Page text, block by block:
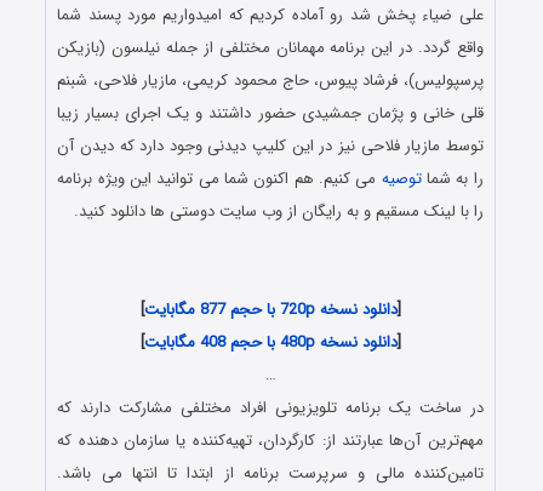
علی ضیاء پخش شد رو آماده کردیم که امیدواریم مورد پسند شما
واقع گردد. در این برنامه مهمانان مختلفی از جمله نیلسون (بازیکن
پرسپولیس)، فرشاد پیوس، حاج محمود کریمی، مازیار فلاحی، شبنم
قلی خانی و پژمان جمشیدی حضور داشتند و یک اجرای بسیار زیبا
توسط مازیار فلاحی نیز در این کلیپ دیدنی وجود دارد که دیدن آن
را به شماتوصیه می کنیم. هم اکنون شما می توانید این ویژه برنامه
را با لینک مسقیم و به رایگان از وب سایت دوستی ها دانلود کنید.
[دانلود نسخه 720p با حجم 877 مگابایت
]
[دانلود نسخه 480p با حجم 408 مگابایت
]
…
در ساخت یک برنامه تلویزیونی افراد مختلفی مشارکت دارند که
مهم‌ترین آن‌ها عبارتند از: کارگردان، تهیه‌کننده یا سازمان دهنده که
تامین‌کننده مالی و سرپرست برنامه از ابتدا تا انتها می باشد.